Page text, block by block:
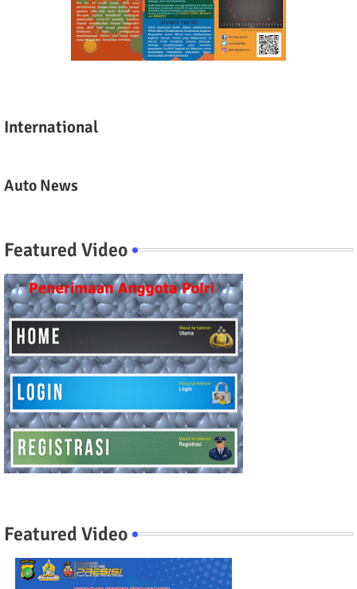
International
Auto News
Featured Video
Featured Video